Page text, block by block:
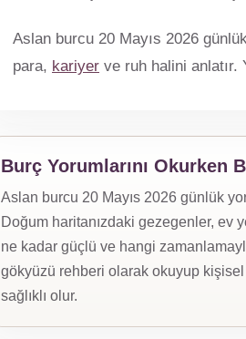
Aslan burcu 20 Mayıs 2026
para, kariyer ve ruh halini
Burç Yorumlarını Okurken
Aslan burcu 20 Mayıs 2026 günlük
Doğum haritanızdaki gezegenler, ev
ne kadar güçlü ve hangi
gökyüzü rehberi olarak okuyup kişisel
sağlıklı olur.